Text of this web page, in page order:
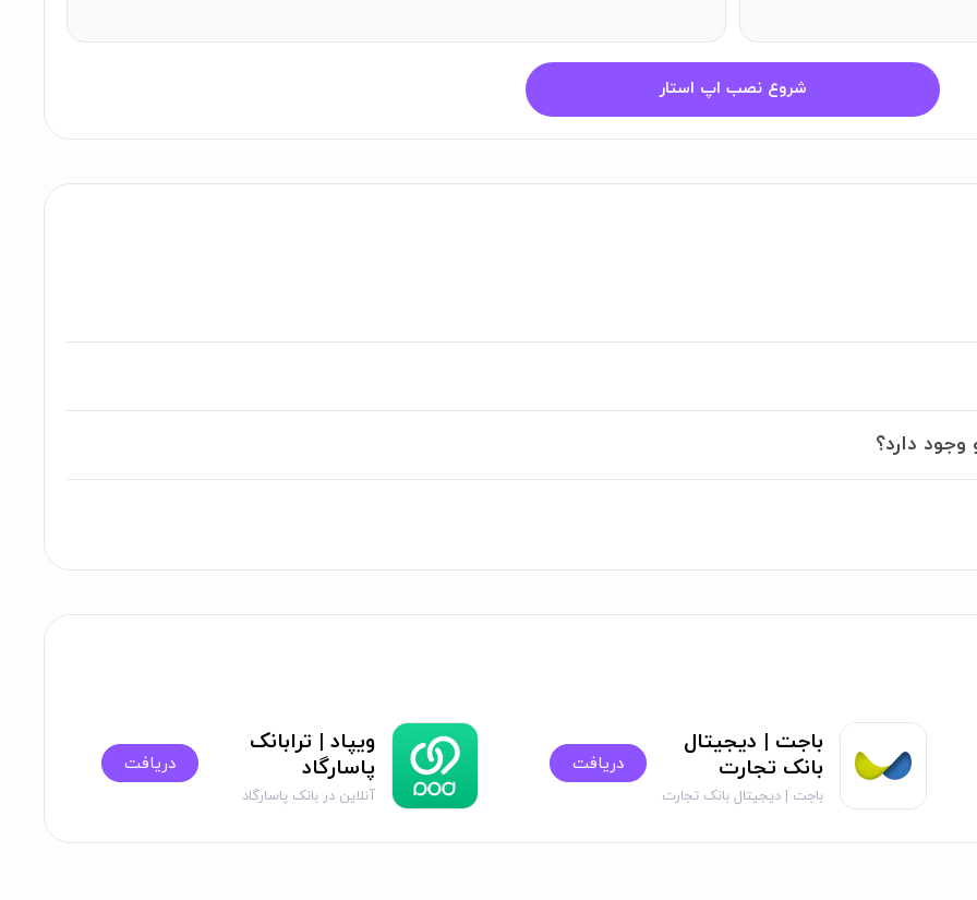
واسطه
امور مالی
امکانات
شروع نصب اپ استار
دارد؟
باجت | دیجیتال
بانک تجارت
باجت | دیجیتال بانک تجارت
دریافت
ویپاد | ترابانک
پاسارگاد
آنلاین در بانک پاسارگاد
دریافت